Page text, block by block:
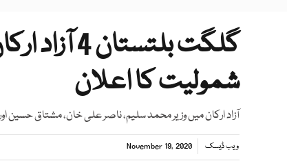
گلگت
شمولیت کا اعلان
آزاد ارکان میں وزیر محمد سلیم، ناصر علی خان، مشتاق حسین
ویب ڈیسک November 19, 2020